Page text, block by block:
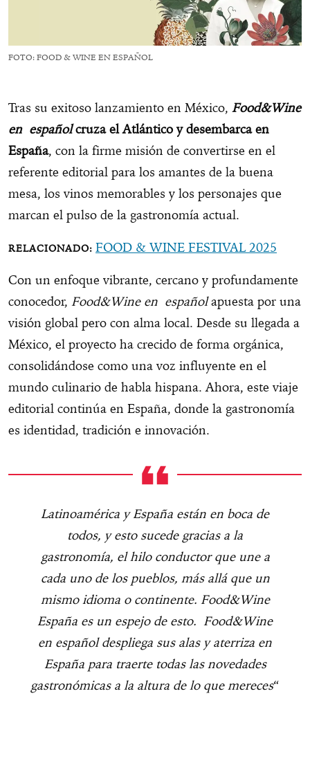
FOTO: FOOD & WINE EN ESPAÑOL
Tras su exitoso lanzamiento en México, Food&Wine
en españolcruza el Atlántico y desembarca en
España, con la firme misión de convertirse en el
referente editorial para los amantes de la buena
mesa, los vinos memorables y los personajes que
marcan el pulso de la gastronomía actual.
FOOD & WINE FESTIVAL 2025
Con un enfoque vibrante, cercano y profundamente
conocedor, Food&Wine en españolapuesta por una
visión global pero con alma local. Desde su llegada a
México, el proyecto ha crecido de forma orgánica,
consolidándose como una voz influyente en el
mundo culinario de habla hispana. Ahora, este viaje
editorial continúa en España, donde la gastronomía
es identidad, tradición e innovación.
Latinoamérica y España están en boca de
todos, y esto sucede gracias a la
gastronomía, el hilo conductor que une a
cada uno de los pueblos, más allá que un
mismo idioma o continente. Food&Wine
España es un espejo de esto. Food&Wine
en español despliega sus alas y aterriza en
España para traerte todas las novedades
gastronómicas a la altura de lo que mereces“